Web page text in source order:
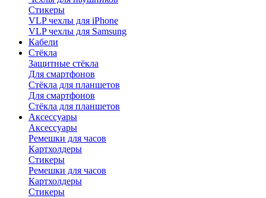
Стикеры
VLP чехлы для iPhone
VLP чехлы для Samsung
Кабели
Стёкла
Защитные стёкла
Для смартфонов
Стёкла для планшетов
Для смартфонов
Стёкла для планшетов
Аксессуары
Аксессуары
Ремешки для часов
Картхолдеры
Стикеры
Ремешки для часов
Картхолдеры
Стикеры